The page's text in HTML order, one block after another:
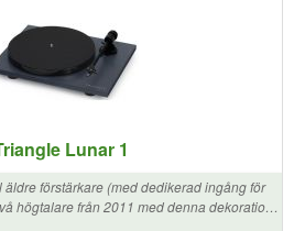
Lunar 1
äldre förstärkare (med dedikerad ingång för
högtalare från 2011 med denna dekoration.